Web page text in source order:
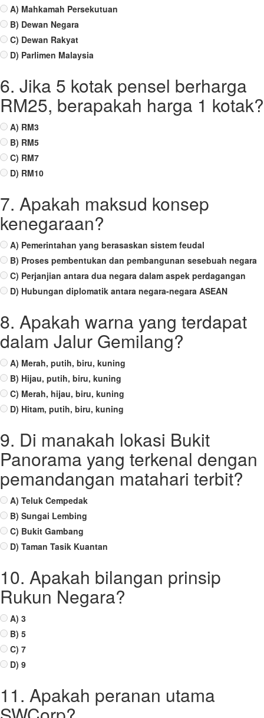
A) Mahkamah Persekutuan
B) Dewan Negara
C) Dewan Rakyat
D) Parlimen Malaysia
6. Jika 5 kotak pensel berharga
RM25, berapakah harga 1 kotak?
A) RM3
B) RM5
C) RM7
D) RM10
7. Apakah maksud konsep
kenegaraan?
A) Pemerintahan yang berasaskan sistem feudal
B) Proses pembentukan dan pembangunan sesebuah negara
C) Perjanjian antara dua negara dalam aspek perdagangan
D) Hubungan diplomatik antara negara-negara ASEAN
8. Apakah warna yang terdapat
dalam Jalur Gemilang?
A) Merah, putih, biru, kuning
B) Hijau, putih, biru, kuning
C) Merah, hijau, biru, kuning
D) Hitam, putih, biru, kuning
9. Di manakah lokasi Bukit
Panorama yang terkenal dengan
pemandangan matahari terbit?
A) Teluk Cempedak
B) Sungai Lembing
C) Bukit Gambang
D) Taman Tasik Kuantan
10. Apakah bilangan prinsip
Rukun Negara?
A) 3
B) 5
C) 7
D) 9
11. Apakah peranan utama